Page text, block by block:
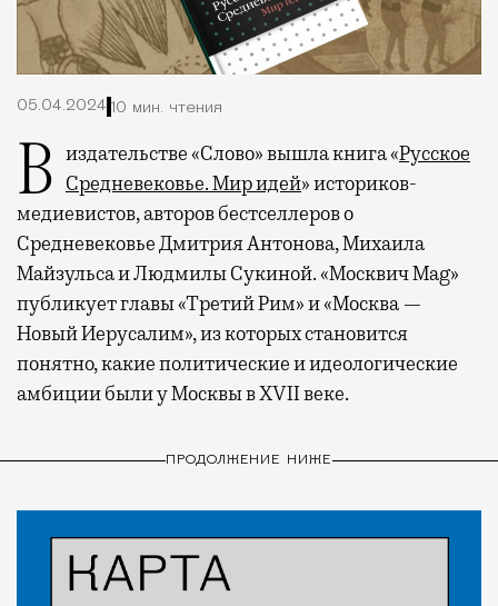
05.04.2024 10 мин. чтения
В издательстве «Слово» вышла книга «Русское
Средневековье. Мир идей» историков-
медиевистов, авторов бестселлеров о
Средневековье Дмитрия Антонова, Михаила
Майзульса и Людмилы Сукиной. «Москвич Mag»
публикует главы «Третий Рим» и «Москва —
Новый Иерусалим», из которых становится
понятно, какие политические и идеологические
амбиции были у Москвы в XVII веке.
ПРОДОЛЖЕНИЕ НИЖЕ